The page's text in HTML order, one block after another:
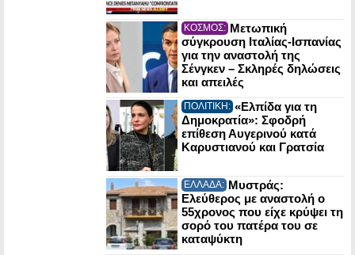
ΚΟΣΜΟΣ: Μετωπική
σύγκρουση Ιταλίας-Ισπανίας
για την αναστολή της
Σένγκεν – Σκληρές δηλώσεις
και απειλές
ΠΟΛΙΤΙΚΗ: «Ελπίδα για τη
Δημοκρατία»: Σφοδρή
επίθεση Αυγερινού κατά
Καρυστιανού και Γρατσία
ΕΛΛΑΔΑ: Μυστράς:
Ελεύθερος με αναστολή ο
55χρονος που είχε κρύψει τη
σορό του πατέρα του σε
καταψύκτη